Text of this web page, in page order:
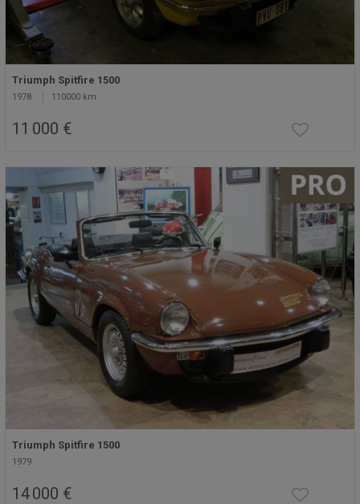
Triumph Spitfire 1500
1978 110000 km
11 000 €
Triumph Spitfire 1500
1979
14 000 €